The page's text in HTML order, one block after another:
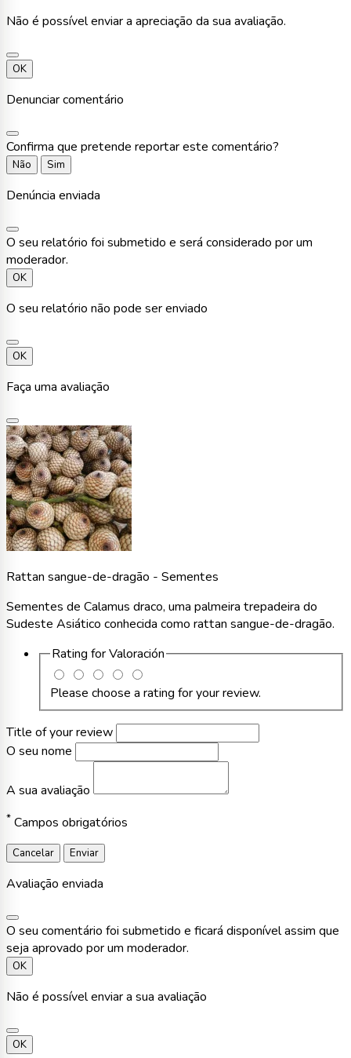
Não é possível enviar a apreciação da sua avaliação.
OK
Denunciar comentário
Confirma que pretende reportar este comentário?
Não Sim
Denúncia enviada
O seu relatório foi submetido e será considerado por um
moderador.
OK
O seu relatório não pode ser enviado
OK
Faça uma avaliação
Rattan sangue-de-dragão - Sementes
Sementes de Calamus draco, uma palmeira trepadeira do
Sudeste Asiático conhecida como rattan sangue-de-dragão.
Rating forValoración
Please choose a rating for your review.
Title of your review
O seu nome
A sua avaliação
* Campos obrigatórios
Cancelar Enviar
Avaliação enviada
O seu comentário foi submetido e ficará disponível assim que
seja aprovado por um moderador.
OK
Não é possível enviar a sua avaliação
OK